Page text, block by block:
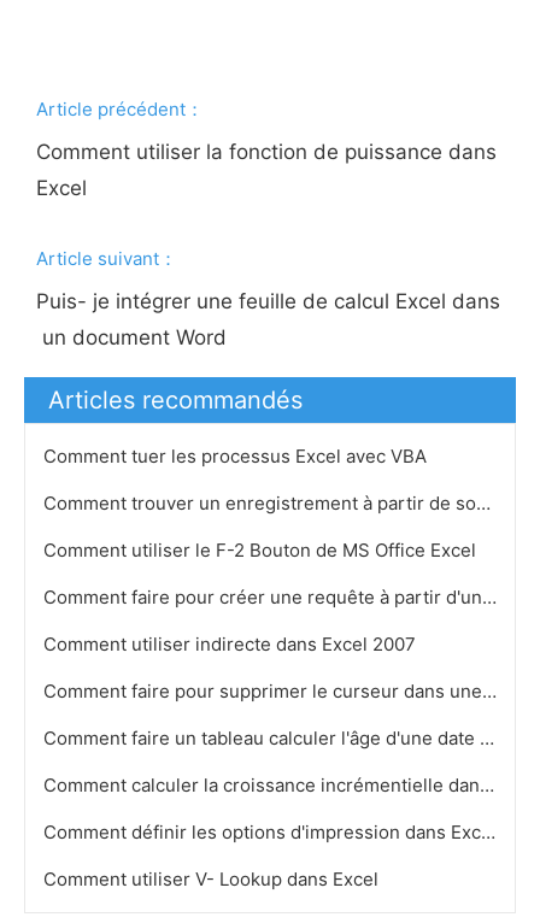
Article précédent：
Comment utiliser la fonction de puissance dans
Excel
Article suivant：
Puis- je intégrer une feuille de calcul Excel dans
un document Word
Articles recommandés
Comment tuer les processus Excel avec VBA
Comment trouver un enregistrement à partir de son ID unique et UserForm dans MS Excel
Comment utiliser le F-2 Bouton de MS Office Excel
Comment faire pour créer une requête à partir d'un filtre dans Microsoft Access
Comment utiliser indirecte dans Excel 2007
Comment faire pour supprimer le curseur dans une zone de texte Excel VBA
Comment faire un tableau calculer l'âge d'une date de naissance dans Microsoft Access
Comment calculer la croissance incrémentielle dans Excel
Comment définir les options d'impression dans Excel
Comment utiliser V- Lookup dans Excel